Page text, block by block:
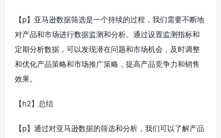
【p】亚马逊数据筛选是一个持续的过程，我们需要不断地
对产品和市场进行数据监测和分析。通过设置监测指标和
定期分析数据，可以发现潜在问题和市场机会，及时调整
和优化产品策略和市场推广策略，提高产品竞争力和销售
效果。
【h2】总结
【p】通过对亚马逊数据的筛选和分析，我们可以了解产品